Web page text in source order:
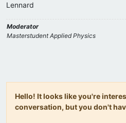
Lennard
Moderator
Masterstudent Applied Physics
Hello! It looks like you're
conversation, but you don't